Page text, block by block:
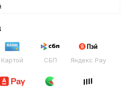
Картой СБП Яндекс Pay